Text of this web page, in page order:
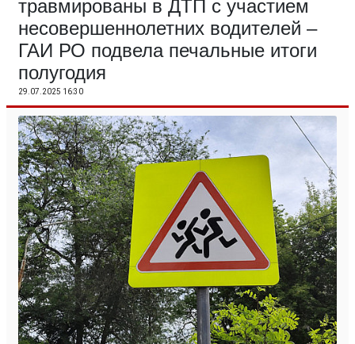
травмированы в ДТП с участием
несовершеннолетних водителей –
ГАИ РО подвела печальные итоги
полугодия
29.07.2025 16:30